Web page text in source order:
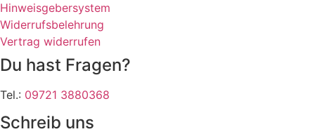
Hinweisgebersystem
Widerrufsbelehrung
Vertrag widerrufen
Du hast Fragen?
Tel.: 09721 3880368
Schreib uns